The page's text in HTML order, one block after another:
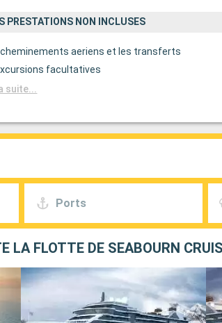
PRESTATIONS NON INCLUSES
aeriens et les transferts
facultatives
suite...
Ports
LA FLOTTE DE SEABOURN